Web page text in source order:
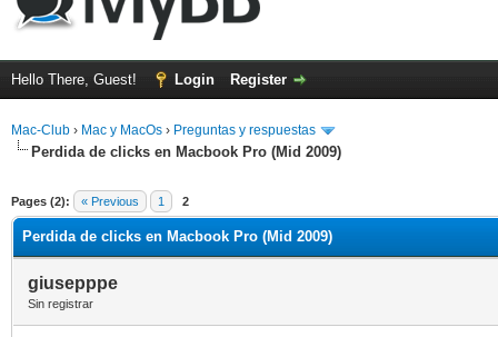
Hello There, Guest! Login Register
Mac-Club › Mac y MacOs › Preguntas y respuestas
Perdida de clicks en Macbook Pro (Mid 2009)
Pages (2): « Previous 1 2
Perdida de clicks en Macbook Pro (Mid 2009)
giusepppe
Sin registrar